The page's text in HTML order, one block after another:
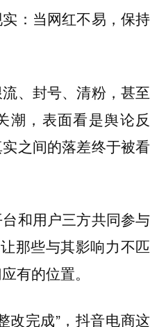
： 当网红不易，保持
、封号、清粉，甚至
潮，表面看是舆论反
之间的落差终于被看
和用户三方共同参与
那些与其影响力不匹
有的位置。
改完成”，抖音电商这